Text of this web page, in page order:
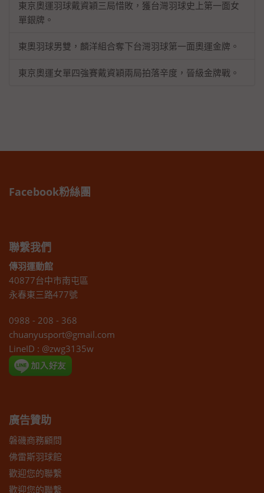
東京奧運羽球戴資穎三局惜敗，獲台灣羽球史上第一面女
單銀牌。
東奧羽球男雙，麟洋組合奪下台灣羽球第一面奧運金牌。
東京奧運女單四強賽戴資穎兩局拍落辛度，晉級金牌戰。
Facebook粉絲團
聯繫我們
傳羽運動館
40877台中市南屯區
永春東三路477號
0988 - 208 - 368
chuanyusport@gmail.com
LineID : @zwg3135w
廣告贊助
磐磯商務顧問
佛雷斯羽球館
歡迎您的聯繫
歡迎您的聯繫